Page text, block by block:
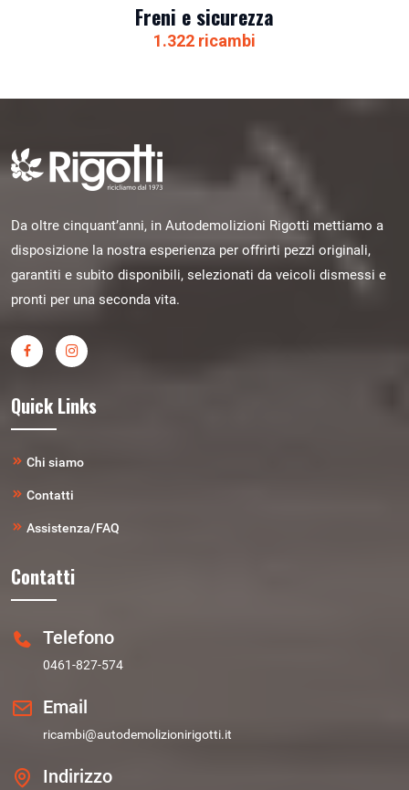
Freni e sicurezza
1.322 ricambi
Da oltre cinquant’anni, in Autodemolizioni Rigotti mettiamo a
disposizione la nostra esperienza per offrirti pezzi originali,
garantiti e subito disponibili, selezionati da veicoli dismessi e
pronti per una seconda vita.
Quick Links
Chi siamo
Contatti
Assistenza/FAQ
Contatti
Telefono
0461-827-574
Email
ricambi@autodemolizionirigotti.it
Indirizzo